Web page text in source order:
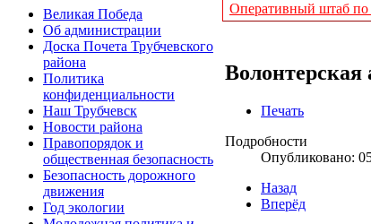
Великая Победа
Об администрации
Доска Почета Трубчевского
района
Политика
конфиденциальности
Наш Трубчевск
Новости района
Правопорядок и
общественная безопасность
Безопасность дорожного
движения
Год экологии
Оперативный штаб по
Печать
Подробности
Опубликовано:
Назад
Вперёд